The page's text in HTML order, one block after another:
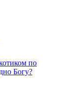
по
Богу?